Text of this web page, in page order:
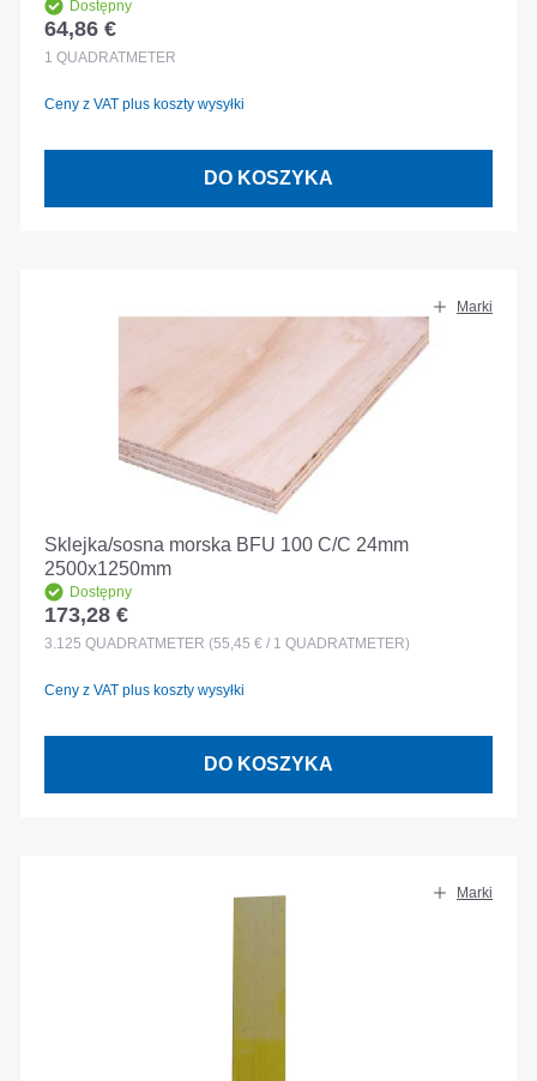
Dostępny
Cena regularna:
64,86 €
1 QUADRATMETER
Ceny z VAT plus koszty wysyłki
DO KOSZYKA
Marki
Sklejka/sosna morska BFU 100 C/C 24mm
2500x1250mm
Dostępny
Cena regularna:
173,28 €
3.125 QUADRATMETER (55,45 € / 1 QUADRATMETER)
Ceny z VAT plus koszty wysyłki
DO KOSZYKA
Marki